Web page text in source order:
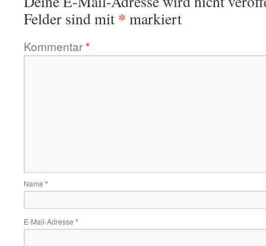
Felder sind mit * markiert
Kommentar*
Name *
E-Mail-Adresse *